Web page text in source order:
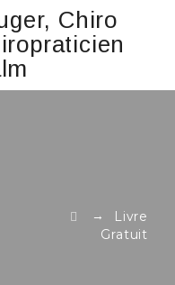
→
Livre
Gratuit